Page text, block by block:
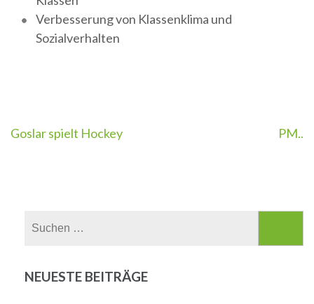
Verbesserung von Klassenklima und
Sozialverhalten
Beitragsnavigation
Goslar spielt Hockey PM..
NEUESTE BEITRÄGE